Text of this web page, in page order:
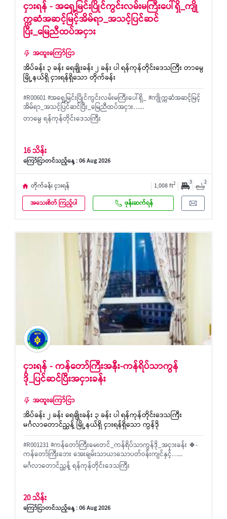
ငှားရန် - အရှေ့မြင်းပြိုင်ကွင်းလမ်းမကြီးပေါ်ရှိ_ကျို
က္ကဆံအဆင့်မြင့်အိမ်ရာ_အသင့်ပြင်ဆင်
ပြီး_မြေညီထပ်အငှား
အထူးကြော်ငြာ
အိပ်ခန်း ၃ ခန်း ရေချိုးခန်း ၂ ခန်း ပါ ရန်ကုန်တိုင်းဒေသကြီး တာမွေ
မြို့နယ်ရှိ ငှားရန်ရှိသော တိုက်ခန်း
#R00601 #အရှေ့မြင်းပြိုင်ကွင်းလမ်းမကြီးပေါ်ရှိ_ #ကျိုက္ကဆံအဆင့်မြင့်
အိမ်ရာ_အသင့်ပြင်ဆင်ပြီး_မြေညီထပ်အငှား…...
တာမွေ ရန်ကုန်တိုင်းဒေသကြီး
16 သိန်း
ကြော်ငြာတင်သည့်နေ့ : 06 Aug 2026
တိုက်ခန်း ငှားရန် 1,008 ft2 3 2
အသေးစိတ် ကြည့်ပါ ဖုန်းဆက်ရန်
ငှားရန် - ကန်တော်ကြီး‌အနီး-ကန်ရိပ်သာကွန်
ဒို_ပြင်ဆင်ပြီးအငှားခန်း
အထူးကြော်ငြာ
အိပ်ခန်း ၂ ခန်း ရေချိုးခန်း ၃ ခန်း ပါ ရန်ကုန်တိုင်းဒေသကြီး
မင်္ဂလာတောင်ညွှန့် မြို့နယ်ရှိ ငှားရန်ရှိသော ကွန်ဒို
#R001231 #ကန်တော်ကြီး‌မေးတင်_ကန်ရိပ်သာကွန်ဒို_အငှားခန်း 🍀-
ကန်တော်ကြီးဘေး အေးချမ်းသာယာသောပတ်ဝန်းကျင်နှင့်…...
မင်္ဂလာတောင်ညွှန့် ရန်ကုန်တိုင်းဒေသကြီး
20 သိန်း
ကြော်ငြာတင်သည့်နေ့ : 06 Aug 2026